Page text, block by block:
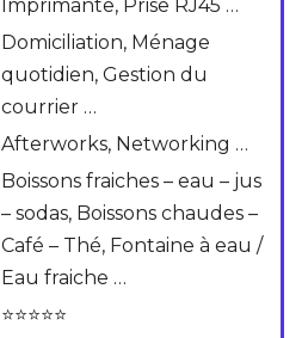
Imprimante, Prise RJ45 …
Domiciliation, Ménage
quotidien, Gestion du
courrier …
Afterworks, Networking …
Boissons fraiches – eau – jus
– sodas, Boissons chaudes –
Café – Thé, Fontaine à eau /
Eau fraiche …
⭐⭐⭐⭐⭐